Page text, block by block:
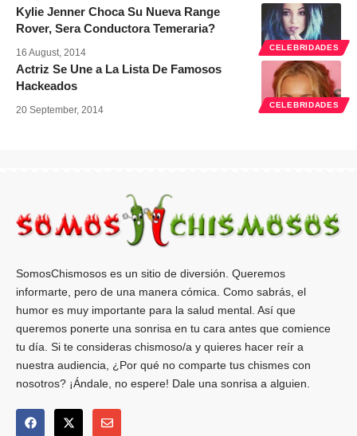
CELEBRIDADES
Kylie Jenner Choca Su Nueva Range
Rover, Sera Conductora Temeraria?
16 August, 2014
CELEBRIDADES
Actriz Se Une a La Lista De Famosos
Hackeados
20 September, 2014
SomosChismosos es un sitio de diversión. Queremos
informarte, pero de una manera cómica. Como sabrás, el
humor es muy importante para la salud mental. Así que
queremos ponerte una sonrisa en tu cara antes que comience
tu día. Si te consideras chismoso/a y quieres hacer reír a
nuestra audiencia, ¿Por qué no comparte tus chismes con
nosotros? ¡Ándale, no espere! Dale una sonrisa a alguien.